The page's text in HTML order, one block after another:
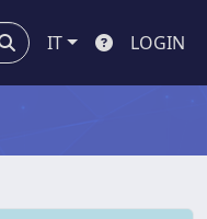
IT LOGIN